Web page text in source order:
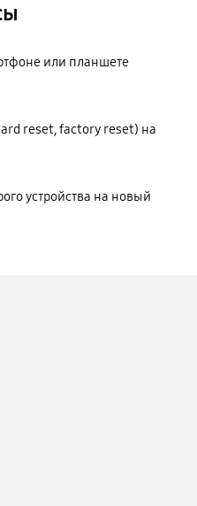
или планшете
reset, factory reset) на
устройства на новый